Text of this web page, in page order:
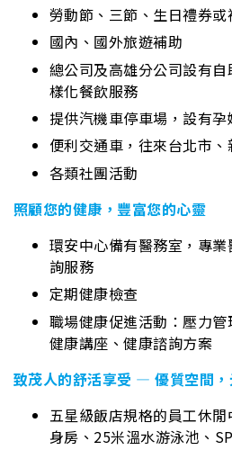
勞動節、三節、生日禮券或
國內、國外旅遊補助
總公司及高雄分公司設有
樣化餐飲服務
提供汽機車停車場，設有孕
便利交通車，往來台北市
各類社團活動
照顧您的健康，豐富您的心靈
環安中心備有醫務室，專
詢服務
定期健康檢查
職場健康促進活動：壓力
健康講座、健康諮詢方案
致茂人的舒活享受 — 優質空間，
五星級飯店規格的員工休
身房、25米溫水游泳池、